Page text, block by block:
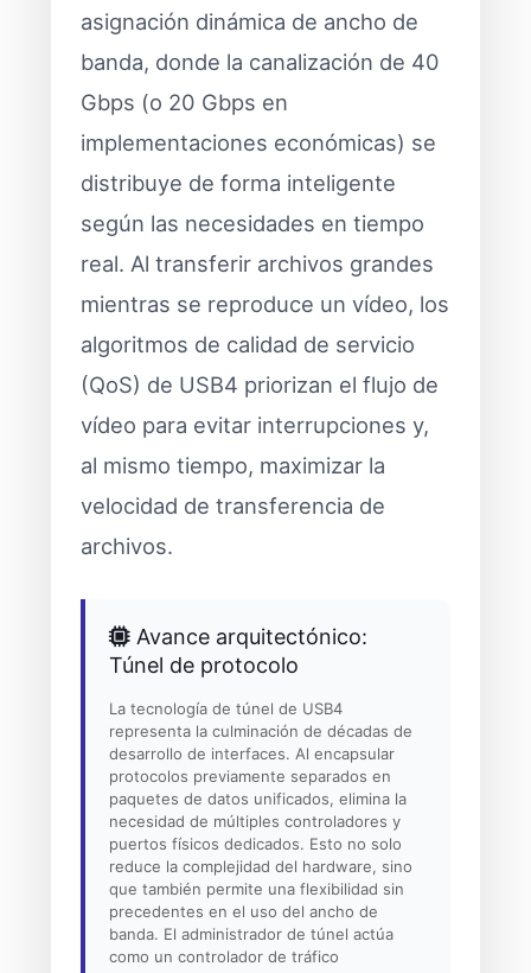
asignación dinámica de ancho de
banda, donde la canalización de 40
Gbps (o 20 Gbps en
implementaciones económicas) se
distribuye de forma inteligente
según las necesidades en tiempo
real. Al transferir archivos grandes
mientras se reproduce un vídeo, los
algoritmos de calidad de servicio
(QoS) de USB4 priorizan el flujo de
vídeo para evitar interrupciones y,
al mismo tiempo, maximizar la
velocidad de transferencia de
archivos.
Avance arquitectónico:
Túnel de protocolo
La tecnología de túnel de USB4
representa la culminación de décadas de
desarrollo de interfaces. Al encapsular
protocolos previamente separados en
paquetes de datos unificados, elimina la
necesidad de múltiples controladores y
puertos físicos dedicados. Esto no solo
reduce la complejidad del hardware, sino
que también permite una flexibilidad sin
precedentes en el uso del ancho de
banda. El administrador de túnel actúa
como un controlador de tráfico